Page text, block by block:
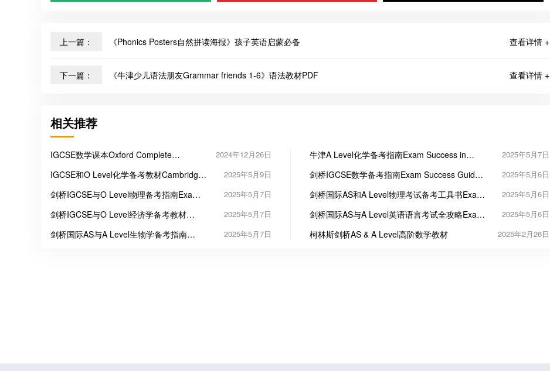
上一篇： 查看详情 +
《Phonics Posters自然拼读海报》孩子英语启蒙必备
下一篇： 查看详情 +
《牛津少儿语法朋友Grammar friends 1-6》语法教材PDF
相关推荐
IGCSE数学课本Oxford Complete
2024年12月26日
IGCSE和O Level化学备考教材Cambridge
Success
2025年5月9日
剑桥IGCSE与O Level物理备考指南Exam
& O Level
2025年5月7日
剑桥IGCSE与O Level经济学备考教材
2025年5月7日
剑桥国际AS与A Level生物学备考指南
2025年5月7日
牛津A Level化学备考指南Exam Success in
Level
2025年5月7日
剑桥IGCSE数学备考指南Exam Success Guide
2025年5月6日
剑桥国际AS和A Level物理考试备考工具书Exam
AS & A Level
2025年5月6日
剑桥国际AS与A Level英语语言考试全攻略Exam
International AS A Level
2025年5月6日
柯林斯剑桥AS & A Level高阶数学教材 2025年2月26日